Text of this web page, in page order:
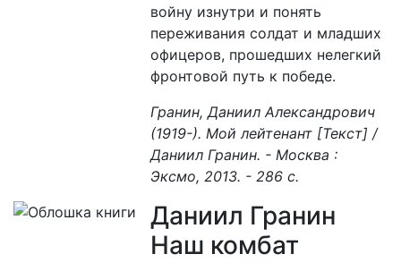
войну изнутри и понять
переживания солдат и младших
офицеров, прошедших нелегкий
фронтовой путь к победе.
Гранин, Даниил Александрович
(1919-). Мой лейтенант [Текст] /
Даниил Гранин. - Москва :
Эксмо, 2013. - 286 с.
Даниил Гранин
Наш комбат